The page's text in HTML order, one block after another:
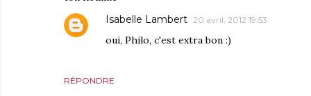
RÉPONDRE
Isabelle Lambert 20 avril, 2012 19:53
oui, Philo, c'est extra bon :)